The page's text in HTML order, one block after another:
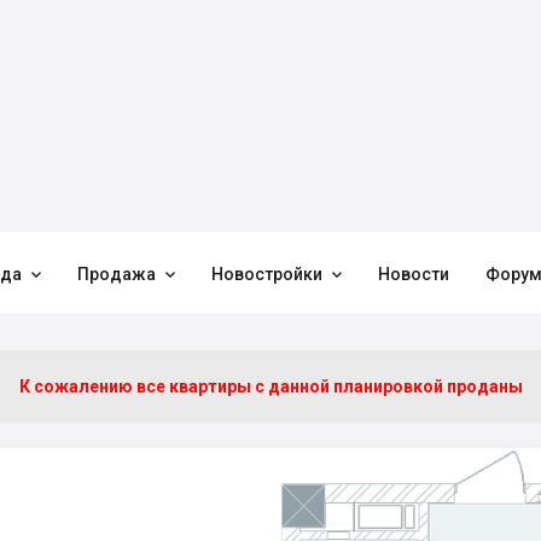
 Продажа  Новостройки  Новости Форум
К сожалению все квартиры c данной планировкой проданы